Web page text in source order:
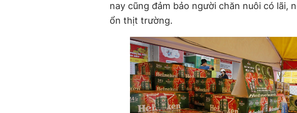
nay cũng đảm bảo người chăn nuôi có lãi,
ổn thịt trường.